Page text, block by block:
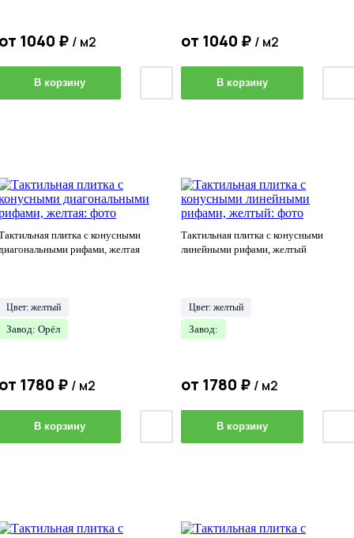
1040 ₽ / м2
В корзину
от 1040 ₽ / м2
В корзину
плитка с конусными
рифами, желтая
Цвет: желтый
Завод: Орёл
1780 ₽ / м2
В корзину
Тактильная плитка с конусными
линейными рифами, желтый
Цвет: желтый
Завод:
от 1780 ₽ / м2
В корзину